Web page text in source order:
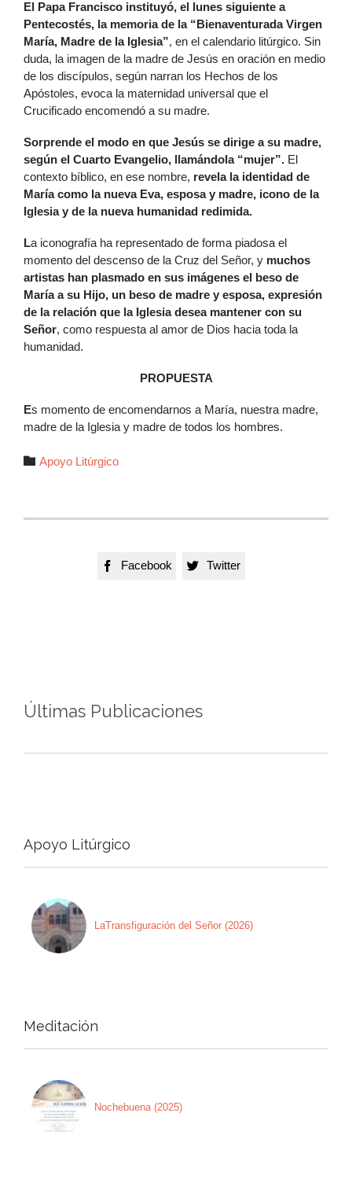
El Papa Francisco instituyó, el lunes siguiente a
Pentecostés, la memoria de la “Bienaventurada Virgen
María, Madre de la Iglesia”, en el calendario litúrgico. Sin
duda, la imagen de la madre de Jesús en oración en medio
de los discípulos, según narran los Hechos de los
Apóstoles, evoca la maternidad universal que el
Crucificado encomendó a su madre.
Sorprende el modo en que Jesús se dirige a su madre,
según el Cuarto Evangelio, llamándola “mujer”. El
contexto bíblico, en ese nombre, revela la identidad de
María como la nueva Eva, esposa y madre, icono de la
Iglesia y de la nueva humanidad redimida.
La iconografía ha representado de forma piadosa el
momento del descenso de la Cruz del Señor, y muchos
artistas han plasmado en sus imágenes el beso de
María a su Hijo, un beso de madre y esposa, expresión
de la relación que la Iglesia desea mantener con su
Señor, como respuesta al amor de Dios hacia toda la
humanidad.
PROPUESTA
Es momento de encomendarnos a María, nuestra madre,
madre de la Iglesia y madre de todos los hombres.
 Autor
Apoyo Litúrgico
 Facebook  Twitter
Últimas Publicaciones
Apoyo Litúrgico
LaTransfiguración del Señor (2026)
Meditación
Nochebuena (2025)